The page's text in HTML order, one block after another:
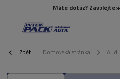
Máte dotaz? Zavolejte:
Zpět Domovská stránka Audi